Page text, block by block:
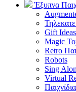
Έξυπνα
Gift Ideas
Magic
Retro
Robots
Sing
Virtual